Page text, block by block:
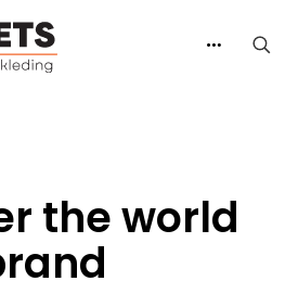
the world